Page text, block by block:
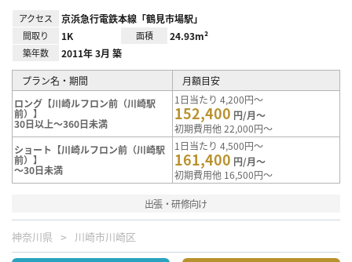
アクセス 京浜急行電鉄本線「鶴見市場駅」
間取り 1K 面積 24.93m²
築年数 2011年 3月 築
プラン名・期間
月額目安
ロング【川崎ルフロン前（川崎駅
前）】
30日以上～360日未満
1日当たり 4,200円～
152,400 円/月～
初期費用他 22,000円～
ショート【川崎ルフロン前（川崎駅
前）】
～30日未満
1日当たり 4,500円～
161,400 円/月～
初期費用他 16,500円～
出張・研修向け
神奈川県 川崎市川崎区